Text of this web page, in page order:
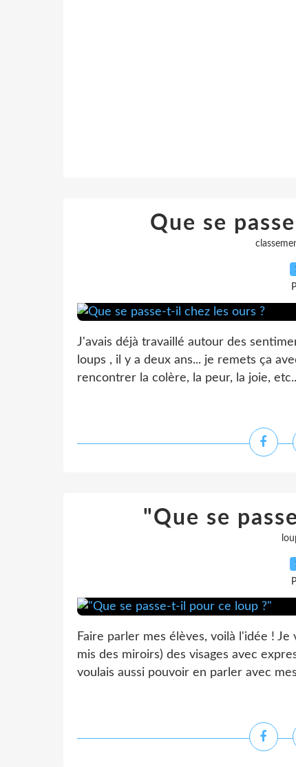
Que se
J'avais déjà travaillé autour des
loups , il y a deux ans... je remets ça
rencontrer la colère, la peur, la joie,
"Que se
Faire parler mes élèves, voilà l'idée !
mis des miroirs) des visages avec
voulais aussi pouvoir en parler avec